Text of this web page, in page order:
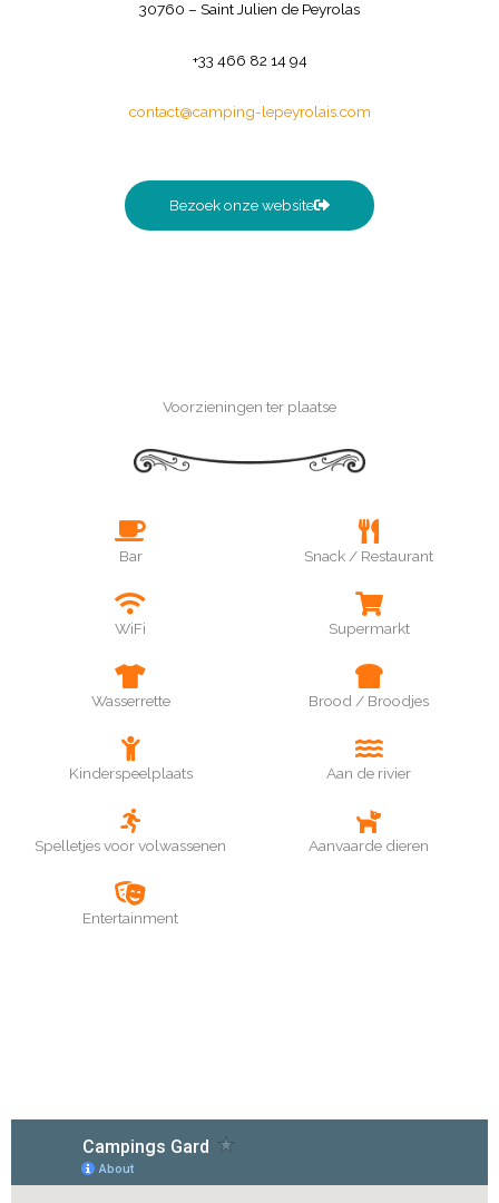
30760 – Saint Julien de Peyrolas
+33 466 82 14 94
contact@camping-lepeyrolais.com
Bezoek onze website
Voorzieningen ter plaatse
Bar
WiFi
Wasserrette
Snack / Restaurant
Supermarkt
Brood / Broodjes
Kinderspeelplaats
Spelletjes voor volwassenen
Entertainment
Aan de rivier
Aanvaarde dieren